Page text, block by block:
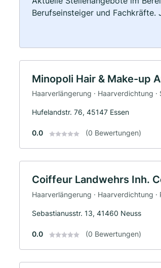
Berufseinsteiger und
Minopoli Hair & Make-up
Haarverlängerung · Haarverdichtung ·
Hufelandstr. 76, 45147 Essen
0.0 (0 Bewertungen)
Coiffeur Landwehrs Inh.
Haarverlängerung · Haarverdichtung ·
Sebastianusstr. 13, 41460 Neuss
0.0 (0 Bewertungen)